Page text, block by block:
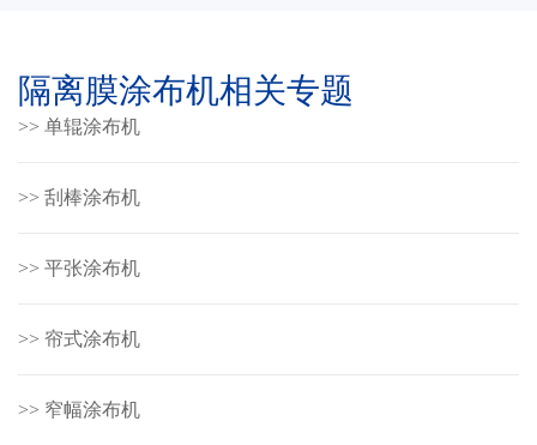
隔离膜涂布机相关专题
>> 单辊涂布机
>> 刮棒涂布机
>> 平张涂布机
>> 帘式涂布机
>> 窄幅涂布机